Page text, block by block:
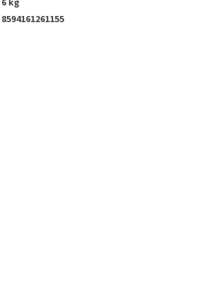
6 kg
8594161261155